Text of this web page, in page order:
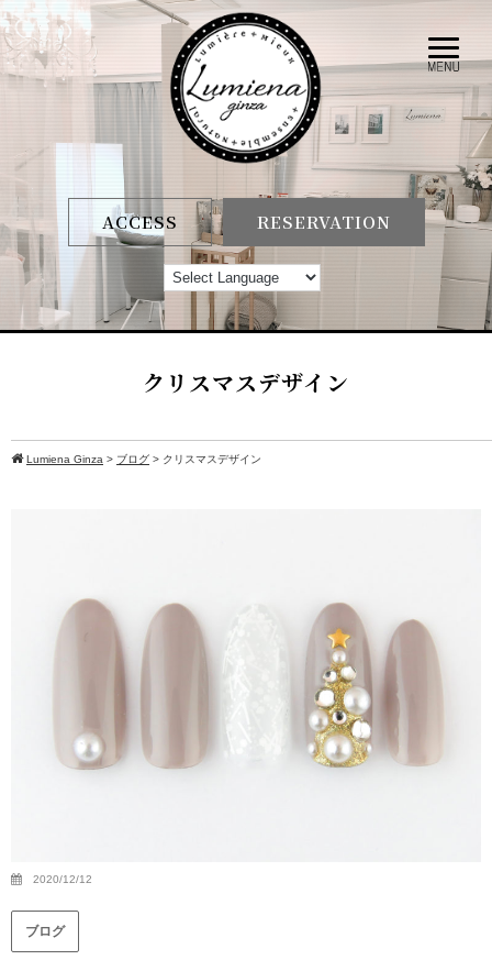
ACCESS RESERVATION
クリスマスデザイン
Lumiena Ginza > ブログ > クリスマスデザイン
2020/12/12
ブログ